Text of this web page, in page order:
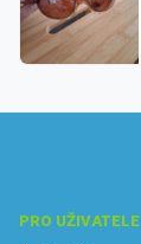
PRO UŽIVATELE